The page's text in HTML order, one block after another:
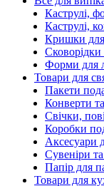
Каструлі,
Каструлі,
Кришки для
Сковорідки
Форми для
Товари для
Пакети
Конверти
Свічки,
Коробки
Аксесуари
Сувеніри
Папір для
Товари для